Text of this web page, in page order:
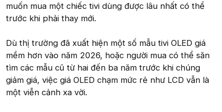
muốn mua một chiếc tivi dùng được lâu nhất có thể
trước khi phải thay mới.
Dù thị trường đã xuất hiện một số mẫu tivi OLED giá
mềm hơn vào năm 2026, hoặc người mua có thể săn
tìm các mẫu cũ từ hai đến ba năm trước khi chúng
giảm giá, việc giá OLED chạm mức rẻ như LCD vẫn là
một viễn cảnh xa vời.